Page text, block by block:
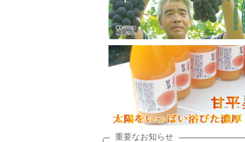
重要なお知らせ